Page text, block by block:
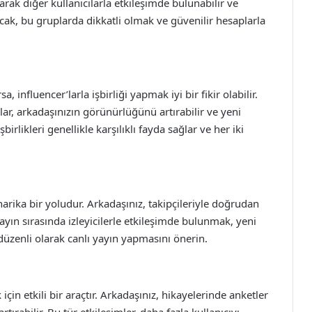
bu gruplarda dikkatli olmak ve güvenilir hesaplarla
influencer’larla işbirliği yapmak iyi bir fikir olabilir.
arkadaşınızın görünürlüğünü artırabilir ve yeni
genellikle karşılıklı fayda sağlar ve her iki
bir yoludur. Arkadaşınız, takipçileriyle doğrudan
sırasında izleyicilerle etkileşimde bulunmak, yeni
olarak canlı yayın yapmasını önerin.
etkili bir araçtır. Arkadaşınız, hikayelerinde anketler